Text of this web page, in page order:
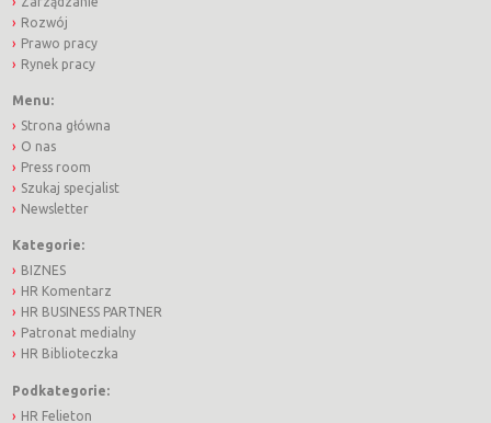
Rozwój
Prawo pracy
Rynek pracy
Menu:
Strona główna
O nas
Press room
Szukaj specjalist
Newsletter
Kategorie:
BIZNES
HR Komentarz
HR BUSINESS PARTNER
Patronat medialny
HR Biblioteczka
Podkategorie:
HR Felieton